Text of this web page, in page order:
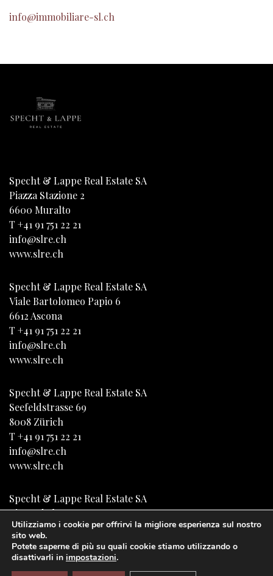
info@immobiliare-sl.ch
Specht & Lappe Real Estate SA
Piazza Stazione 2
6600 Muralto
T +41 91 751 22 21
info@slre.ch
www.slre.ch
Specht & Lappe Real Estate SA
Viale Bartolomeo Papio 6
6612 Ascona
T +41 91 751 22 21
info@slre.ch
www.slre.ch
Specht & Lappe Real Estate SA
Seefeldstrasse 69
8008 Zürich
T +41 91 751 22 21
info@slre.ch
www.slre.ch
Specht & Lappe Real Estate SA
Riveta de la Tor 10
6922Morcote
T+41 91 751 22 21
info@slre.ch
www.slre.ch
Utilizziamo i cookie per offrirvi la migliore esperienza sul nostro
sito web.
Potete saperne di più su quali cookie stiamo utilizzando o
disattivarli in impostazioni.